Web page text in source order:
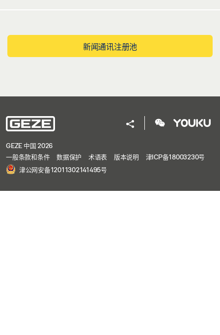
新闻通讯注册池
GEZE 中国 2026
一般条款和条件
数据保护 术语表 版本说明
津ICP备18003230号
津公网安备12011302141495号